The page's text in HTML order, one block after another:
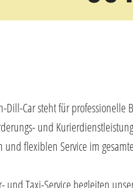
Dill-Car steht für professionelle
und
flexiblen Service im
Taxi-Service begleiten